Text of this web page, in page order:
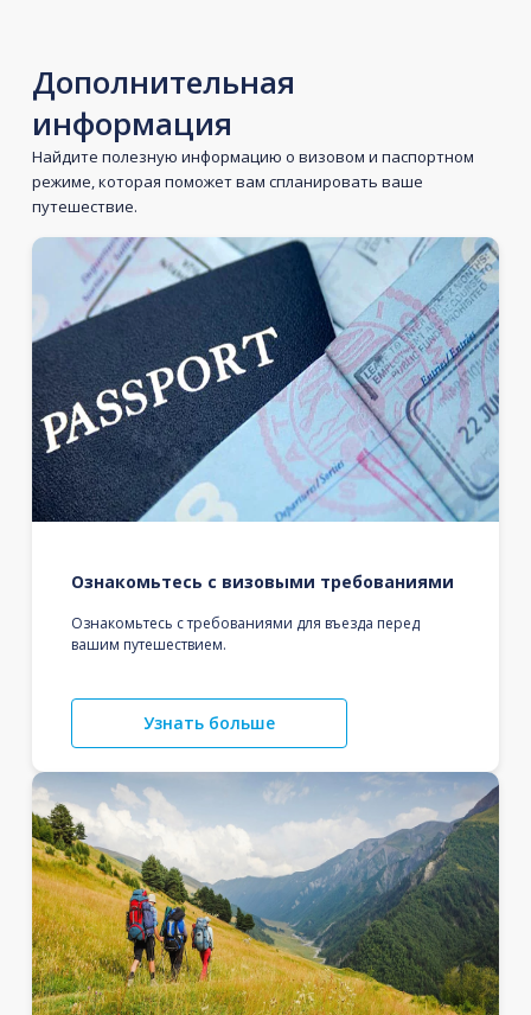
Дополнительная
информация
Найдите полезную информацию о визовом и паспортном
режиме, которая поможет вам спланировать ваше
путешествие.
Ознакомьтесь с визовыми требованиями
Ознакомьтесь с требованиями для въезда перед
вашим путешествием.
Узнать больше